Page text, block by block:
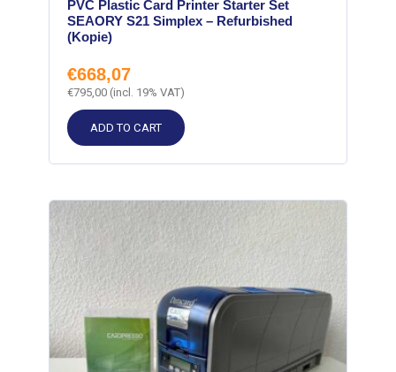
PVC Plastic Card Printer Starter Set
SEAORY S21 Simplex – Refurbished
(Kopie)
€668,07
€795,00 (incl. 19% VAT)
ADD TO CART